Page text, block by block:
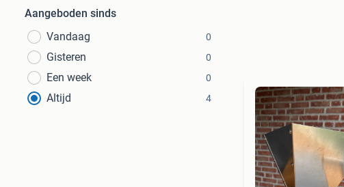
Aangeboden sinds
Vandaag
0
Gisteren 0
Een week 0
Altijd 4